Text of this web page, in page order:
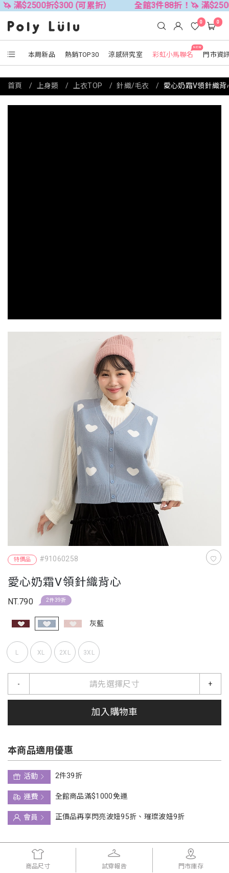
折$300 (可累折） 全館3件88折！🦄 滿$2500折$300
本周新品 熱銷TOP30 涼感研究室
NEW
彩虹小馬聯名 門市資
0 0
特價品 #91060258
愛心奶霜V領針織背心
NT.790 2件39折
灰藍
L XL 2XL 3XL
請先選擇尺寸
- +
加入購物車
本商品適用優惠
活動
2件39折
運費
全館商品滿$1000免運
會員
正價品再享閃亮波妞95折、璀璨波妞9折
商品尺寸 試穿報告 門市庫存
首頁 上身類 上衣TOP 針織/毛衣 愛心奶霜V領針織背